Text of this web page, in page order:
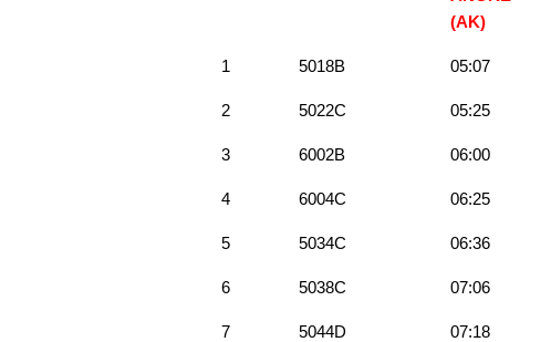
(AK)
1 5018B 05:07
2 5022C 05:25
3 6002B 06:00
4 6004C 06:25
5 5034C 06:36
6 5038C 07:06
7 5044D 07:18